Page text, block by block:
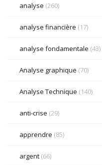
analyse (260)
analyse financière (17)
analyse fondamentale (43)
Analyse graphique (70)
Analyse Technique (140)
anti-crise (29)
apprendre (85)
argent (66)